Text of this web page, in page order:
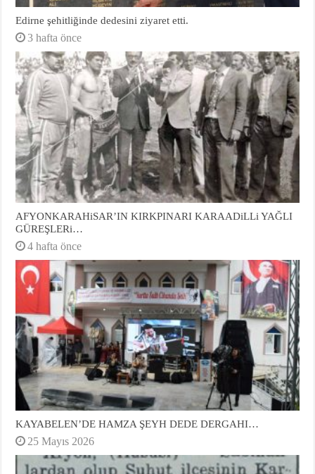
Edirne şehitliğinde dedesini ziyaret etti.
3 hafta önce
AFYONKARAHiSAR’IN KIRKPINARI KARAADiLLi YAĞLI
GÜREŞLERi…
4 hafta önce
KAYABELEN’DE HAMZA ŞEYH DEDE DERGAHI…
25 Mayıs 2026